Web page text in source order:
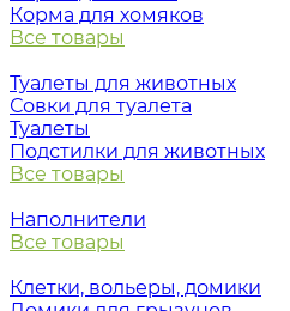
Корма для хомяков
Все товары
Туалеты для животных
Совки для туалета
Туалеты
Подстилки для животных
Все товары
Наполнители
Все товары
Клетки, вольеры, домики